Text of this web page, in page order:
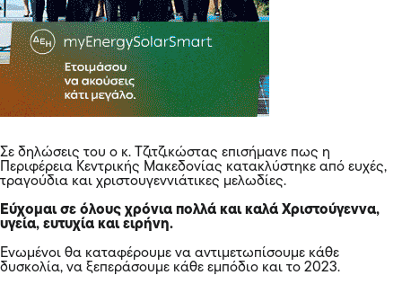
Σε δηλώσεις του ο κ. Τζιτζικώστας επισήμανε πως η
Περιφέρεια Κεντρικής Μακεδονίας κατακλύστηκε από ευχές,
τραγούδια και χριστουγεννιάτικες μελωδίες.
Εύχομαι σε όλους χρόνια πολλά και καλά Χριστούγεννα,
υγεία, ευτυχία και ειρήνη.
Ενωμένοι θα καταφέρουμε να αντιμετωπίσουμε κάθε
δυσκολία, να ξεπεράσουμε κάθε εμπόδιο και το 2023.